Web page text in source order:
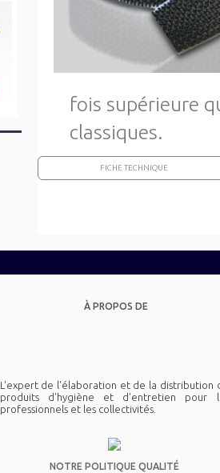
fois supérieure
classiques.
FICHE TECHNIQUE
À PROPOS DE
L'expert de l'élaboration et de la distribution
produits d'hygiène et d'entretien pour
professionnels et les collectivités.
NOTRE POLITIQUE QUALITÉ